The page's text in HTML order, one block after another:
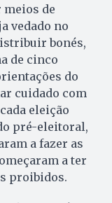
meios de
vedado no
bonés,
de cinco
do
cuidado com
eleição
pré-eleitoral,
a fazer as
a ter
proibidos.